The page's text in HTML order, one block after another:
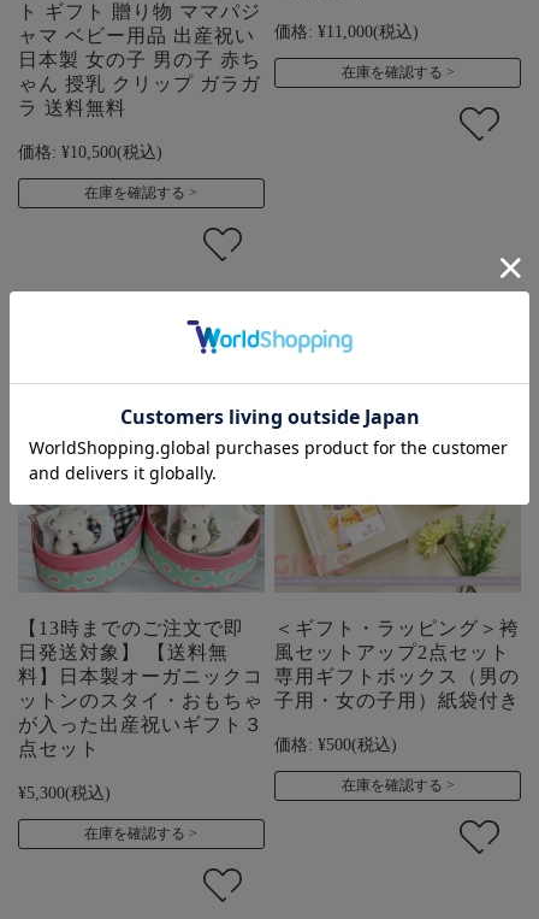
ト ギフト 贈り物 ママパジ
ャマ ベビー用品 出産祝い
日本製 女の子 男の子 赤ち
ゃん 授乳 クリップ ガラガ
ラ 送料無料
価格: ¥10,500(税込)
在庫を確認する
価格: ¥11,000(税込)
在庫を確認する
【13時までのご注文で即
日発送対象】 【送料無
料】日本製オーガニックコ
ットンのスタイ・おもちゃ
が入った出産祝いギフト３
点セット
¥5,300(税込)
在庫を確認する
＜ギフト・ラッピング＞袴
風セットアップ2点セット
専用ギフトボックス（男の
子用・女の子用）紙袋付き
価格: ¥500(税込)
在庫を確認する